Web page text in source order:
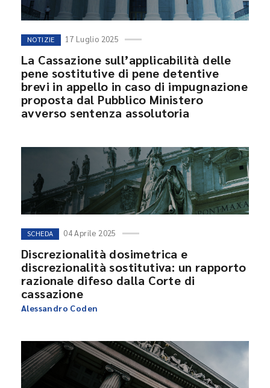
NOTIZIE 17 Luglio 2025
La Cassazione sull’applicabilità delle
pene sostitutive di pene detentive
brevi in appello in caso di impugnazione
proposta dal Pubblico Ministero
avverso sentenza assolutoria
SCHEDA 04 Aprile 2025
Discrezionalità dosimetrica e
discrezionalità sostitutiva: un rapporto
razionale difeso dalla Corte di
cassazione
Alessandro Coden